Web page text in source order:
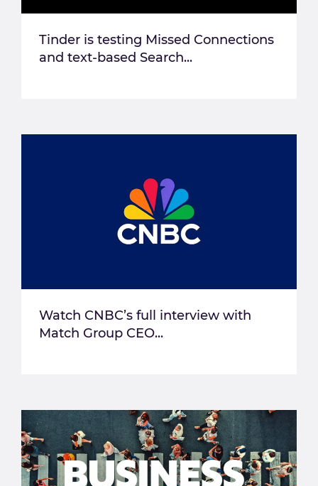
Tinder is testing Missed Connections
and text-based Search...
Watch CNBC’s full interview with
Match Group CEO...